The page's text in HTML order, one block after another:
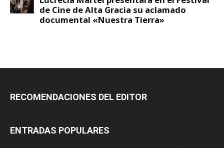
RECOMENDACIONES DEL EDITOR
ENTRADAS POPULARES